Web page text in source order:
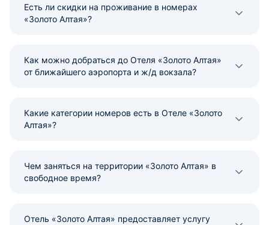
Есть ли скидки на проживание в номерах
«Золото Алтая»?
Как можно добраться до Отеля «Золото Алтая»
от ближайшего аэропорта и ж/д вокзала?
Какие категории номеров есть в Отеле «Золото
Алтая»?
Чем заняться на территории «Золото Алтая» в
свободное время?
Отель «Золото Алтая» предоставляет услугу